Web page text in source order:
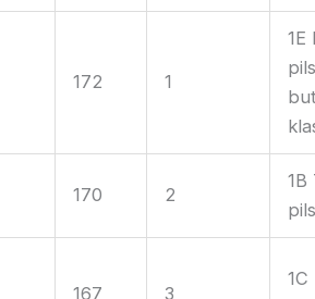
172 1
1E
170 2
1B
167 3
1C